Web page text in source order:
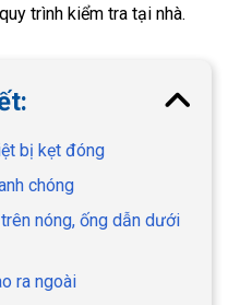
trình kiểm tra tại nhà.
bị kẹt đóng
chóng
nóng, ống dẫn dưới
ra ngoài